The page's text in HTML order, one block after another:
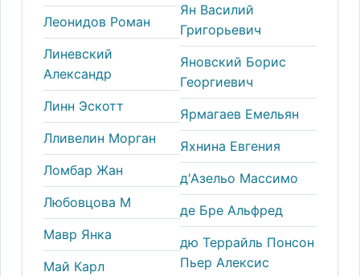
Леонидов Роман
Линевский
Александр
Линн Эскотт
Лливелин Морган
Ломбар Жан
Любовцова М
Мавр Янка
Май Карл
Ян Василий
Григорьевич
Яновский Борис
Георгиевич
Ярмагаев Емельян
Яхнина Евгения
д'Азельо Массимо
де Бре Альфред
дю Террайль Понсон
Пьер Алексис